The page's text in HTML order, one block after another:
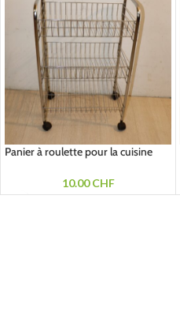
Panier à roulette pour la cuisine
10.00CHF